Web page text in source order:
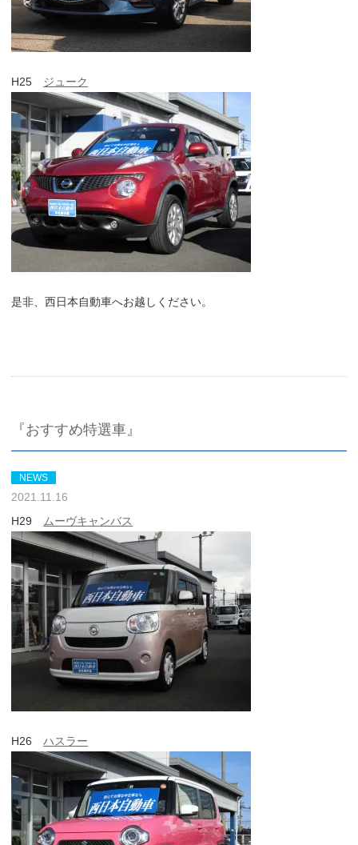
H25 ジューク
是非、西日本自動車へお越しください。
『おすすめ特選車』
NEWS
2021.11.16
H29
ムーヴキャンバス
H26ハスラー